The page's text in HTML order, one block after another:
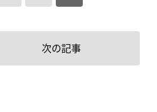
次の記事